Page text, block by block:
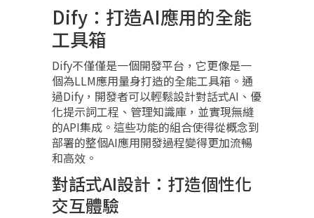
Dify：打造AI應用的全能
工具箱
Dify不僅僅是一個開發平台，它更像是一
個為LLM應用量身打造的全能工具箱。通
過Dify，開發者可以輕鬆設計對話式AI、優
化提示詞工程、管理知識庫，並實現無縫
的API集成。這些功能的組合使得從概念到
部署的整個AI應用開發過程變得更加流暢
和高效。
對話式AI設計：打造個性化
交互體驗